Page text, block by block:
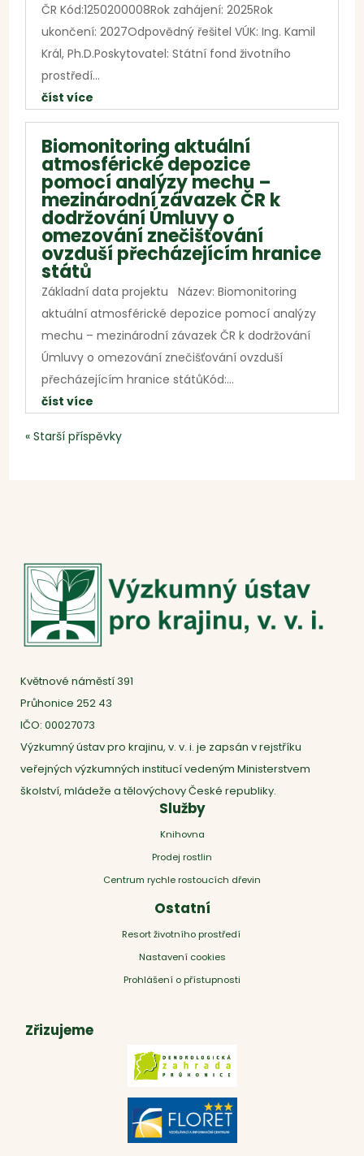
ČR Kód:1250200008Rok zahájení: 2025Rok
ukončení: 2027Odpovědný řešitel VÚK: Ing. Kamil
Král, Ph.D.Poskytovatel: Státní fond životního
prostředí...
číst více
Biomonitoring aktuální
atmosférické depozice
pomocí analýzy mechu –
mezinárodní závazek ČR k
dodržování Úmluvy o
omezování znečišťování
ovzduší přecházejícím hranice
států
Základní data projektu Název: Biomonitoring
aktuální atmosférické depozice pomocí analýzy
mechu – mezinárodní závazek ČR k dodržování
Úmluvy o omezování znečišťování ovzduší
přecházejícím hranice státůKód:...
číst více
« Starší příspěvky
Květnové náměstí 391
Průhonice 252 43
IČO: 00027073
Výzkumný ústav pro krajinu, v. v. i. je zapsán v rejstříku
veřejných výzkumných institucí vedeným Ministerstvem
školství, mládeže a tělovýchovy České republiky.
Služby
Knihovna
Prodej rostlin
Centrum rychle rostoucích dřevin
Ostatní
Resort životního prostředí
Nastavení cookies
Prohlášení o přístupnosti
Zřizujeme